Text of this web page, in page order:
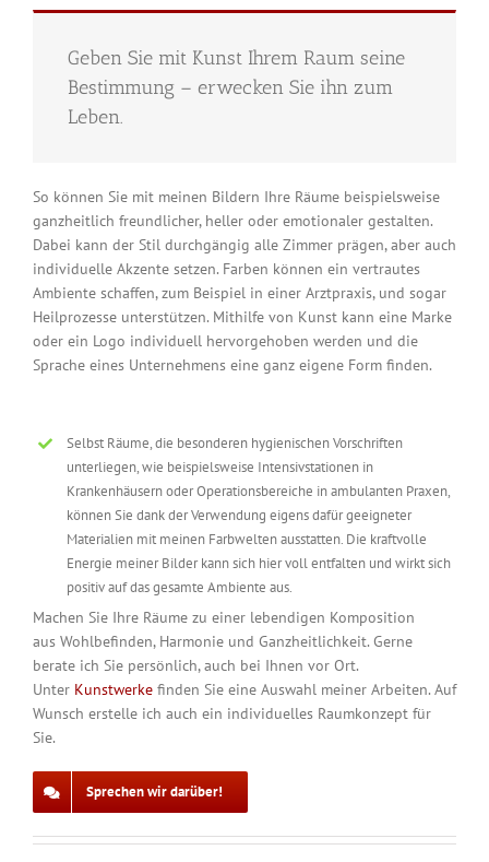
Geben Sie mit Kunst Ihrem Raum seine
Bestimmung – erwecken Sie ihn zum
Leben.
So können Sie mit meinen Bildern Ihre Räume beispielsweise
ganzheitlich freundlicher, heller oder emotionaler gestalten.
Dabei kann der Stil durchgängig alle Zimmer prägen, aber auch
individuelle Akzente setzen. Farben können ein vertrautes
Ambiente schaffen, zum Beispiel in einer Arztpraxis, und sogar
Heilprozesse unterstützen. Mithilfe von Kunst kann eine Marke
oder ein Logo individuell hervorgehoben werden und die
Sprache eines Unternehmens eine ganz eigene Form finden.
Selbst Räume, die besonderen hygienischen Vorschriften
unterliegen, wie beispielsweise Intensivstationen in
Krankenhäusern oder Operationsbereiche in ambulanten Praxen,
können Sie dank der Verwendung eigens dafür geeigneter
Materialien mit meinen Farbwelten ausstatten. Die kraftvolle
Energie meiner Bilder kann sich hier voll entfalten und wirkt sich
positiv auf das gesamte Ambiente aus.
Machen Sie Ihre Räume zu einer lebendigen Komposition
aus Wohlbefinden, Harmonie und Ganzheitlichkeit. Gerne
berate ich Sie persönlich, auch bei Ihnen vor Ort.
Unter Kunstwerke finden Sie eine Auswahl meiner Arbeiten. Auf
Wunsch erstelle ich auch ein individuelles Raumkonzept für
Sie.
Sprechen wir darüber!